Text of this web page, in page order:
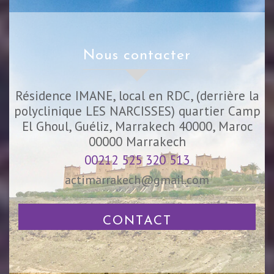
nous contacter
Résidence IMANE, local en RDC, (derrière la
polyclinique LES NARCISSES) quartier Camp
El Ghoul, Guéliz, Marrakech 40000, Maroc
00000 Marrakech
00212 525 320 513
actimarrakech@gmail.com
CONTACT